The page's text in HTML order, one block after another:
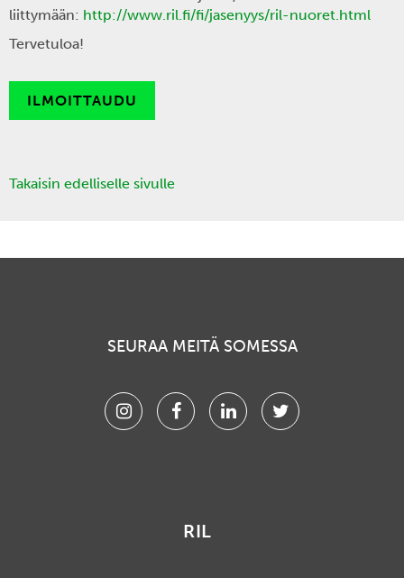
liittymään: http://www.ril.fi/fi/jasenyys/ril-nuoret.html
Tervetuloa!
ILMOITTAUDU
Takaisin edelliselle sivulle
SEURAA MEITÄ SOMESSA
InstagramFacebookLinkedinTwitter
RIL